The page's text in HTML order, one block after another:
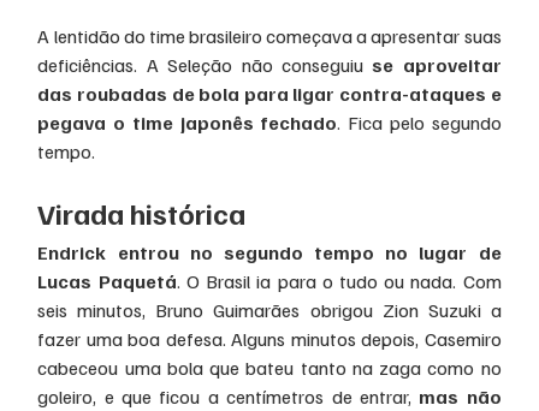
A lentidão do time brasileiro começava a apresentar suas
deficiências. A Seleção não conseguiu se aproveitar
das roubadas de bola para ligar contra-ataques e
pegava o time japonês fechado. Fica pelo segundo
tempo.
Virada histórica
Endrick entrou no segundo tempo no lugar de
Lucas Paquetá. O Brasil ia para o tudo ou nada. Com
seis minutos, Bruno Guimarães obrigou Zion Suzuki a
fazer uma boa defesa. Alguns minutos depois, Casemiro
cabeceou uma bola que bateu tanto na zaga como no
goleiro, e que ficou a centímetros de entrar, mas não